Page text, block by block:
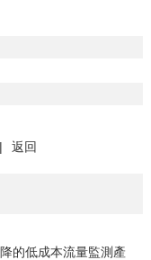
| 返回
的低成本流量監測產